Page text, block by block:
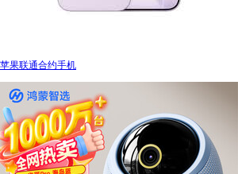
苹果联通合约手机